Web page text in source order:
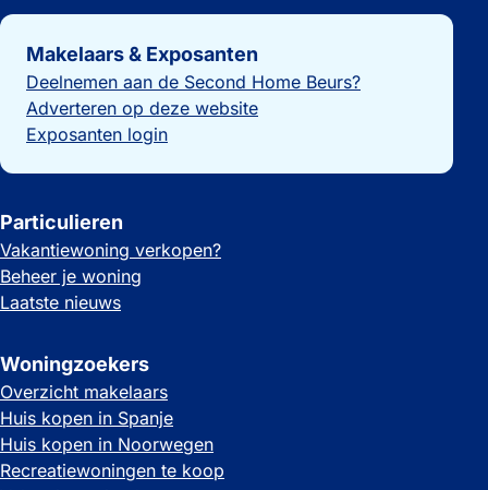
Belangrijke links
Makelaars & Exposanten
Deelnemen aan de Second Home Beurs?
Adverteren op deze website
Exposanten login
Particulieren
Vakantiewoning verkopen?
Beheer je woning
Laatste nieuws
Woningzoekers
Overzicht makelaars
Huis kopen in Spanje
Huis kopen in Noorwegen
Recreatiewoningen te koop